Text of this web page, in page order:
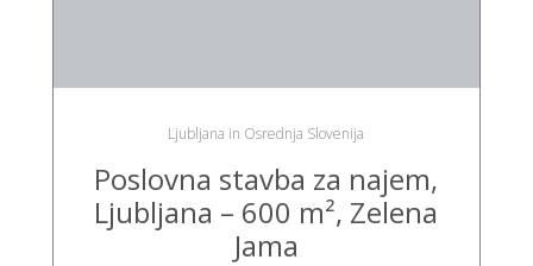
Ljubljana in Osrednja Slovenija
Poslovna stavba za najem,
Ljubljana – 600 m², Zelena
Jama